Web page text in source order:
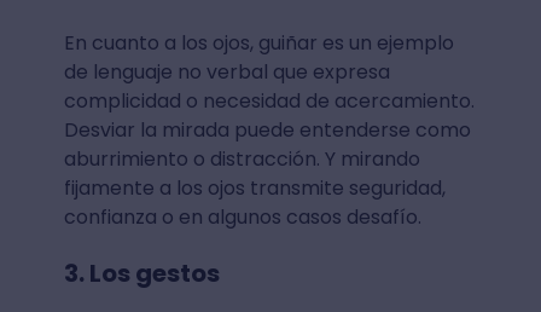
En cuanto a los ojos, guiñar es un ejemplo
de lenguaje no verbal que expresa
complicidad o necesidad de acercamiento.
Desviar la mirada puede entenderse como
aburrimiento o distracción. Y mirando
fijamente a los ojos transmite seguridad,
confianza o en algunos casos desafío.
3. Los gestos